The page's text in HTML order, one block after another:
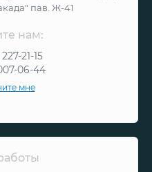
пав. Ж-41
нам:
21-15
06-44
мне